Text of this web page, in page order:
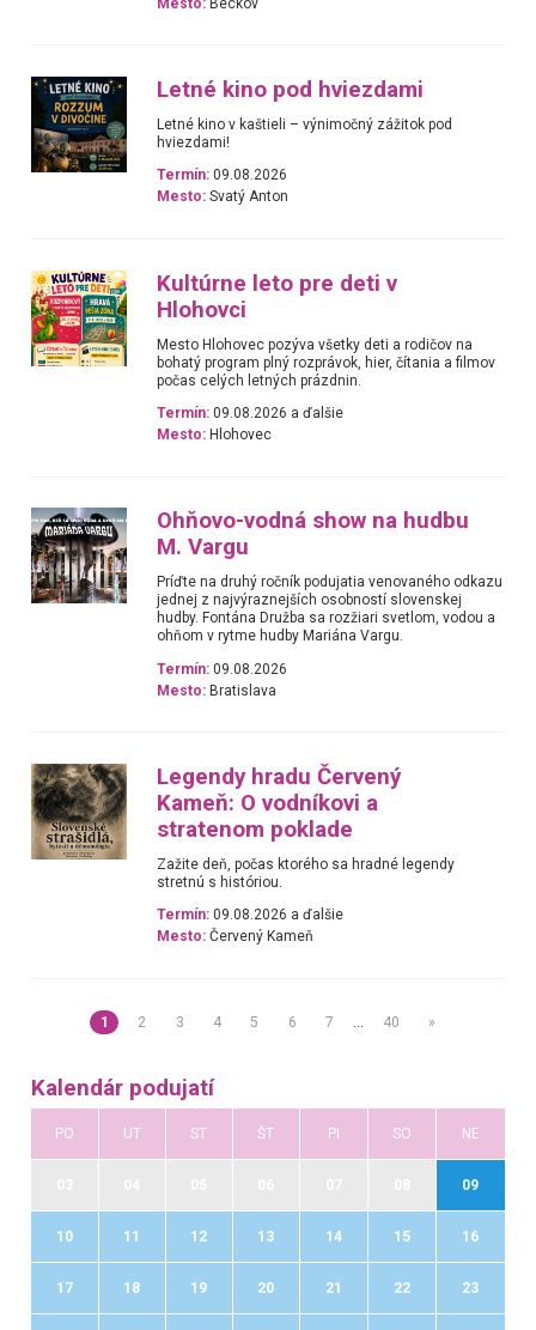
Letné kino pod hviezdami
Letné kino v kaštieli – výnimočný zážitok pod
hviezdami!
Termín: 09.08.2026
Mesto: Svatý Anton
Kultúrne leto pre deti v
Hlohovci
Mesto Hlohovec pozýva všetky deti a rodičov na
bohatý program plný rozprávok, hier, čítania a filmov
počas celých letných prázdnin.
Termín: 09.08.2026 a ďalšie
Mesto: Hlohovec
Ohňovo-vodná show na hudbu
M. Vargu
Príďte na druhý ročník podujatia venovaného odkazu
jednej z najvýraznejších osobností slovenskej
hudby. Fontána Družba sa rozžiari svetlom, vodou a
ohňom v rytme hudby Mariána Vargu.
Termín: 09.08.2026
Mesto: Bratislava
Legendy hradu Červený
Kameň: O vodníkovi a
stratenom poklade
Zažite deň, počas ktorého sa hradné legendy
stretnú s históriou.
Termín: 09.08.2026 a ďalšie
Mesto: Červený Kameň
1 2 3 4 5 6 7 40 »
Kalendár podujatí
PO UT ST ŠT PI SO NE
09
10 11 12 13 14 15 16
17 18 19 20 21 22 23